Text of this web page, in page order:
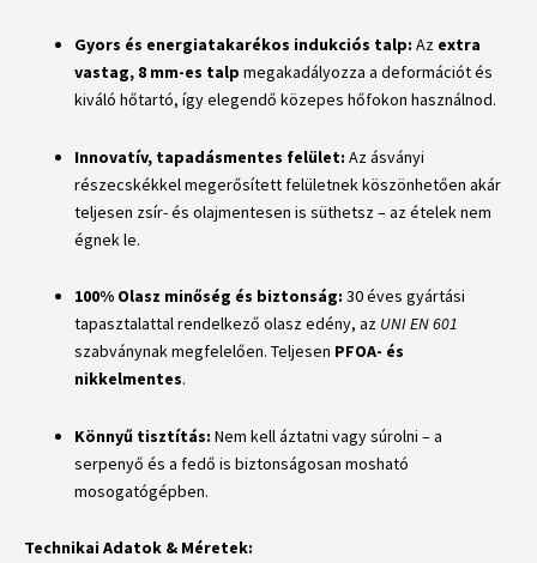
Gyors és energiatakarékos indukciós talp: Az extra
vastag, 8 mm-es talp megakadályozza a deformációt és
kiváló hőtartó, így elegendő közepes hőfokon használnod.
Innovatív, tapadásmentes felület: Az ásványi
részecskékkel megerősített felületnek köszönhetően akár
teljesen zsír- és olajmentesen is süthetsz – az ételek nem
égnek le.
100% Olasz minőség és biztonság: 30 éves gyártási
tapasztalattal rendelkező olasz edény, az UNI EN 601
szabványnak megfelelően. Teljesen PFOA- és
nikkelmentes.
Könnyű tisztítás: Nem kell áztatni vagy súrolni – a
serpenyő és a fedő is biztonságosan mosható
mosogatógépben.
Technikai Adatok & Méretek: